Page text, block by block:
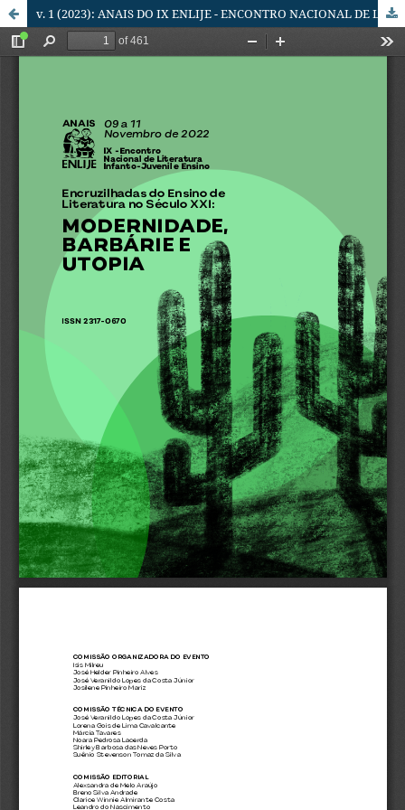
v. 1 (2023): ANAIS DO IX ENLIJE - ENCONTRO NACIONAL DE LITERATURA INFANTO-JUVENIL E ENSINO - ENCRUZILHADAS DO ENSINO DE LITERATURA NO SÉCULO XXI: MODERNIDADE, BARBÁRIE E UTOPIA.